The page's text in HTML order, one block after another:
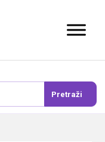
Pretraži